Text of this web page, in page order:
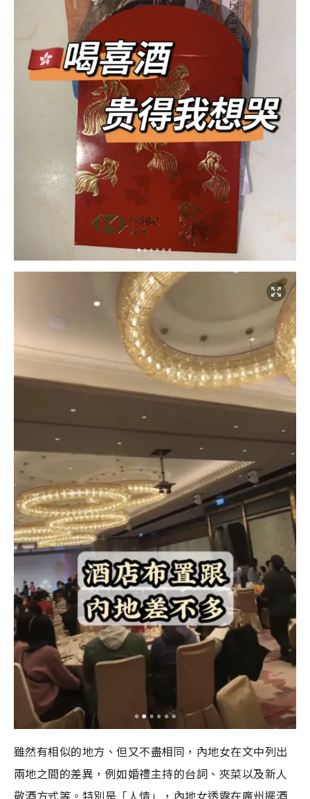
雖然有相似的地方、但又不盡相同，內地女在文中列出
兩地之間的差異，例如婚禮主持的台詞、夾菜以及新人
敬酒方式等。特別是「人情」，內地女透露在廣州擺酒